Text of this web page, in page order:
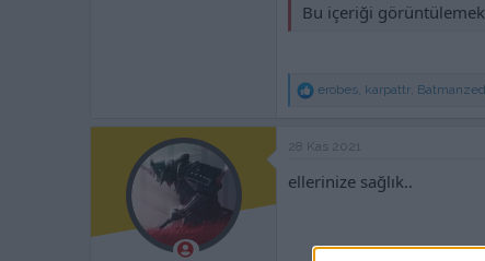
Bu içeriği
T
l
erobes, karpattr,
28 Kas 2021
ellerinize sağlık..